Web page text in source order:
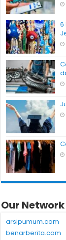
6
Our Network
arsipumum.com
benarberita.com